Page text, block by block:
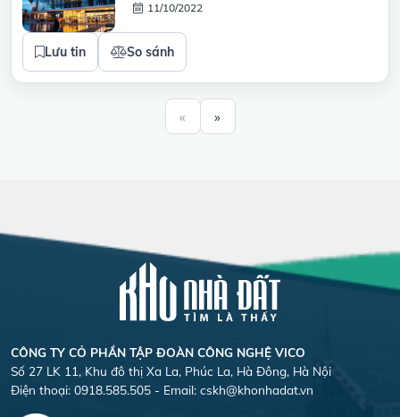
11/10/2022
Lưu tin So sánh
« »
CÔNG TY CỎ PHẦN TẬP ĐOÀN CÔNG NGHỆ VICO
Số 27 LK 11, Khu đô thị Xa La, Phúc La, Hà Đông, Hà Nội
Điện thoại: 0918.585.505 - Email: cskh@khonhadat.vn